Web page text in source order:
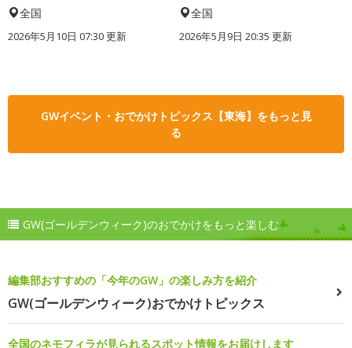
全国
2026年5月10日 07:30 更新
全国
2026年5月9日 20:35 更新
GWイベント・おでかけトピックス【東海】をもっと見
る
GW(ゴールデンウィーク)のおでかけをもっと楽しむ
編集部おすすめの「今年のGW」の楽しみ方を紹介
GW(ゴールデンウィーク)おでかけトピックス
全国のネモフィラが見られるスポット情報をお届けします